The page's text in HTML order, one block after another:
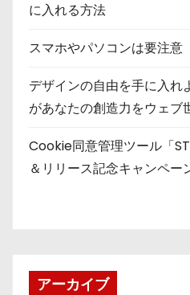
に入れる方法
スマホやパソコンは要注
デザインの自由を手に入
があなたの創造力をウェ
Cookie同意管理ツール「
＆リリース記念キャンペー
アーカイブ